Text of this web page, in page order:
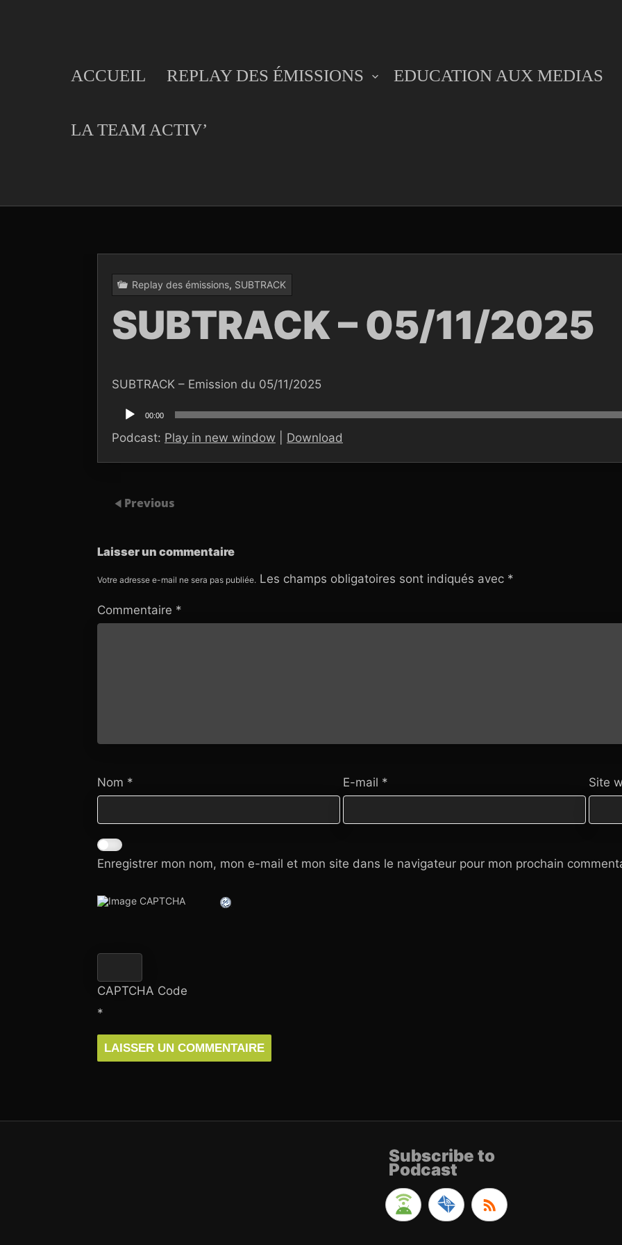
ACCUEIL REPLAY DES ÉMISSIONS EDUCATION AUX MEDIAS
LA TEAM ACTIV’
Replay des émissions, SUBTRACK
SUBTRACK – 05/11/2025
SUBTRACK – Emission du 05/11/2025
audio
00:00
Podcast: Play in new window Download
Previous
Laisser un commentaire
Votre adresse e-mail ne sera pas publiée. Les champs obligatoires sont indiqués avec *
Commentaire *
Nom * E-mail * Site
Enregistrer mon nom, mon e-mail et mon site dans le navigateur pour mon prochain
CAPTCHA Code
*
Subscribe to
Podcast